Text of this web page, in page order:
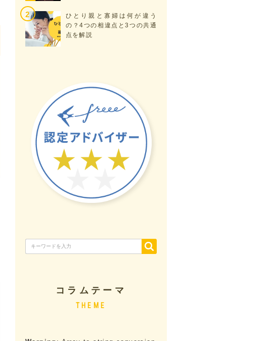
ひとり親と寡婦は何が違う
の？4つの相違点と3つの共通
点を解説
コラムテーマ
THEME